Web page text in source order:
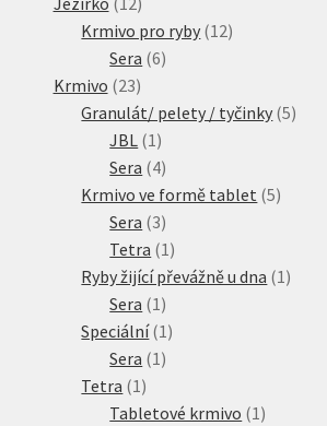
produktů
Krmivo pro ryby 1212
Sera 66
Krmivo 2323
produktů
Granulát/ pelety / tyčinky 55
JBL 1 1
produkt
Sera 44
produkty
Krmivo ve formě tablet 55
Sera 33
produkty
Tetra 1 1
produkt
Ryby žijící převážně u dna 1 1
Sera 1 1
produkt
Speciální 1 1
Sera 1 1
Tetra 1 1
produkt
Tabletové krmivo 1 1